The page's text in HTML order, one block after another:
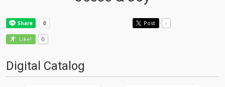
Post -
Like! 0
Digital Catalog